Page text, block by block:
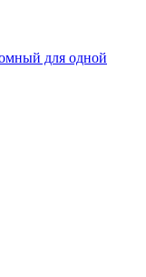
для одной